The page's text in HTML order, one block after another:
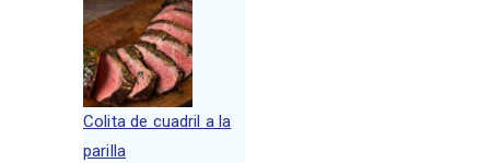
Colita de cuadril a la
parilla